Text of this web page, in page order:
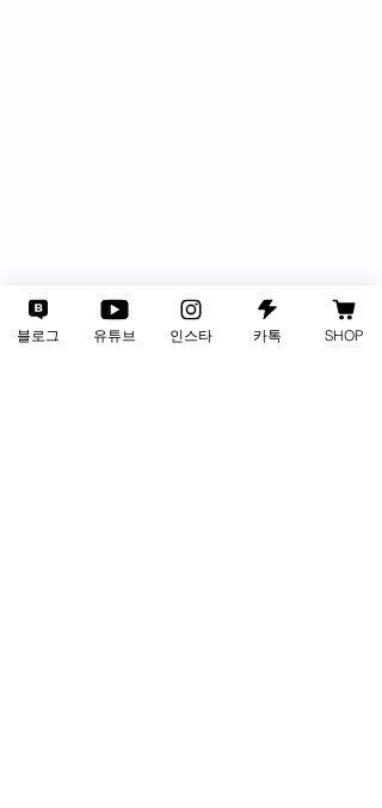
블로그 유튜브 인스타 카톡 SHOP